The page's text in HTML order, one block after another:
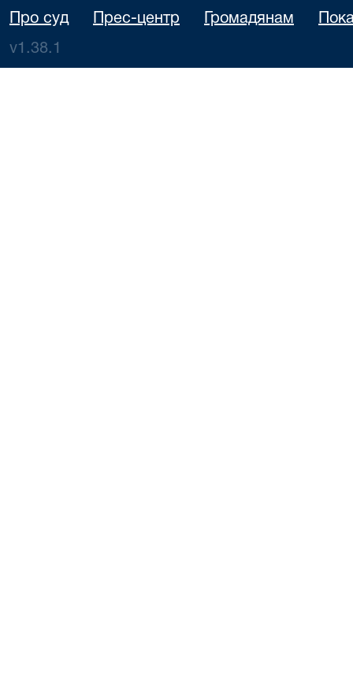
Про суд Прес-центр Громадянам
v1.38.1